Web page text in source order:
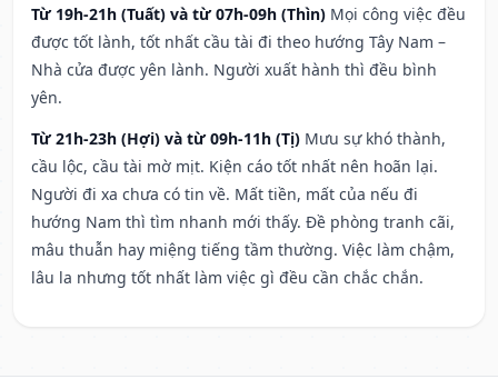
Từ 19h-21h (Tuất) và từ 07h-09h (Thìn) Mọi công việc đều
được tốt lành, tốt nhất cầu tài đi theo hướng Tây Nam –
Nhà cửa được yên lành. Người xuất hành thì đều bình
yên.
Từ 21h-23h (Hợi) và từ 09h-11h (Tị) Mưu sự khó thành,
cầu lộc, cầu tài mờ mịt. Kiện cáo tốt nhất nên hoãn lại.
Người đi xa chưa có tin về. Mất tiền, mất của nếu đi
hướng Nam thì tìm nhanh mới thấy. Đề phòng tranh cãi,
mâu thuẫn hay miệng tiếng tầm thường. Việc làm chậm,
lâu la nhưng tốt nhất làm việc gì đều cần chắc chắn.